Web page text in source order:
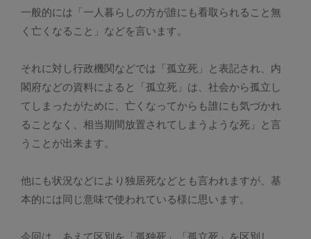
一般的には「一人暮らしの方が誰にも看取られること無
く亡くなること」などを言います。
それに対し行政機関などでは「孤立死」と表記され、内
閣府などの資料によると「孤立死」は、社会から孤立し
てしまったがために、亡くなってからも誰にも気づかれ
ることなく、相当期間放置されてしまうような死」と言
うことが出来ます。
他にも状況などにより独居死などとも言われますが、基
本的には同じ意味で使われている様に思います。
今回は、あえて区別を「孤独死」「孤立死」を区別し